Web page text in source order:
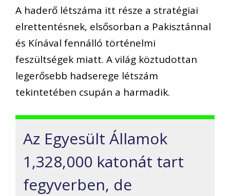
A haderő létszáma itt része a stratégiai
elrettentésnek, elsősorban a Pakisztánnal
és Kínával fennálló történelmi
feszültségek miatt. A világ köztudottan
legerősebb hadserege létszám
tekintetében csupán a harmadik.
Az Egyesült Államok
1,328,000 katonát tart
fegyverben, de